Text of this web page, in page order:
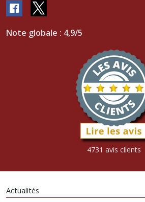
Note globale : 4,9/5
4731 avis clients
Actualités